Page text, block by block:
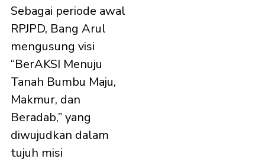
Sebagai periode awal
RPJPD, Bang Arul
mengusung visi
“BerAKSI Menuju
Tanah Bumbu Maju,
Makmur, dan
Beradab,” yang
diwujudkan dalam
tujuh misi